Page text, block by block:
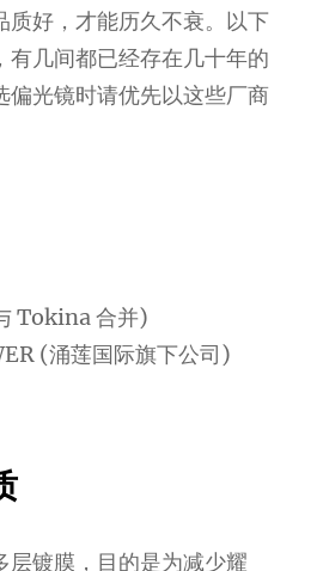
质好，才能历久不衰。以下
有几间都已经存在几十年的
偏光镜时请优先以这些厂商
Tokina 合并)
(涌莲国际旗下公司)
层镀膜，目的是为减少耀